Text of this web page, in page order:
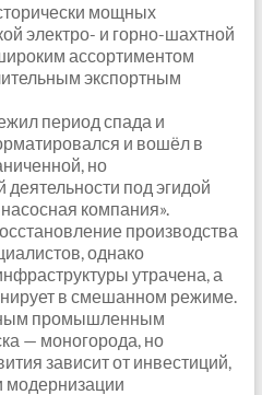
мощных
электро- и горно-шахтной
ассортиментом
экспортным
период спада и
и вошёл в
но
под эгидой
компания».
производства
однако
утрачена, а
в смешанном режиме.
промышленным
— моногорода, но
зависит от инвестиций,
модернизации